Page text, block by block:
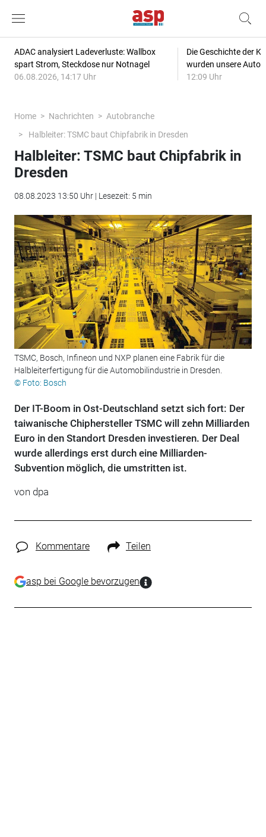
ADAC analysiert Ladeverluste: Wallbox
spart Strom, Steckdose nur Notnagel
06.08.2026, 14:17 Uhr
Die Geschichte der
wurden unsere
12:09 Uhr
Home Nachrichten
Autobranche
Halbleiter: TSMC baut Chipfabrik in Dresden
Halbleiter: TSMC baut Chipfabrik in
Dresden
08.08.2023 13:50 Uhr | Lesezeit: 5 min
TSMC, Bosch, Infineon und NXP planen eine Fabrik für die
Halbleiterfertigung für die Automobilindustrie in Dresden.
© Foto: Bosch
Der IT-Boom in Ost-Deutschland setzt sich fort: Der
taiwanische Chiphersteller TSMC will zehn Milliarden
Euro in den Standort Dresden investieren. Der Deal
wurde allerdings erst durch eine Milliarden-
Subvention möglich, die umstritten ist.
von dpa
Kommentare Teilen
asp bei Google bevorzugen